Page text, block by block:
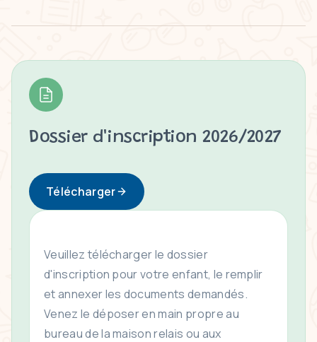
Dossier d'inscription 2026/2027
Télécharger
Veuillez télécharger le dossier
d'inscription pour votre enfant, le remplir
et annexer les documents demandés.
Venez le déposer en main propre au
bureau de la maison relais ou aux